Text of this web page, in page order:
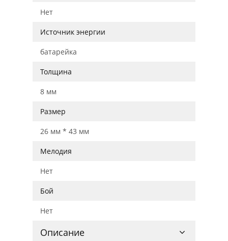
Нет
Источник энергии
батарейка
Толщина
8 мм
Размер
26 мм * 43 мм
Мелодия
Нет
Бой
Нет
Описание